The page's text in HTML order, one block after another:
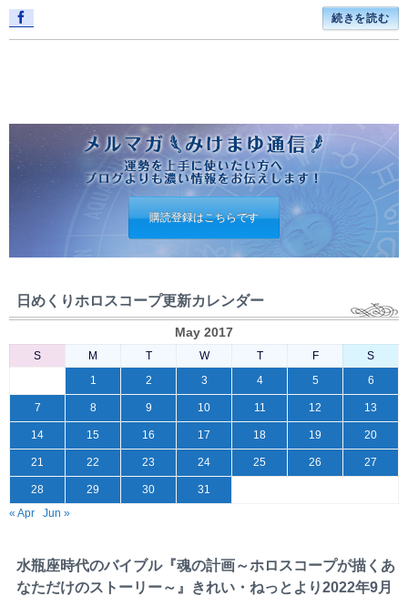
続きを読む
購読登録はこちらです
日めくりホロスコープ更新カレンダー
May 2017
S M T W T F
S
1
2 3 4 5 6
7 8 9 10 11 12 13
14 15 16 17 18 19 20
21 22 23 24 25 26 27
28 29 30
31
« Apr
Jun »
水瓶座時代のバイブル『魂の計画～ホロスコープが描くあ
なただけのストーリー～』きれい・ねっとより2022年9月